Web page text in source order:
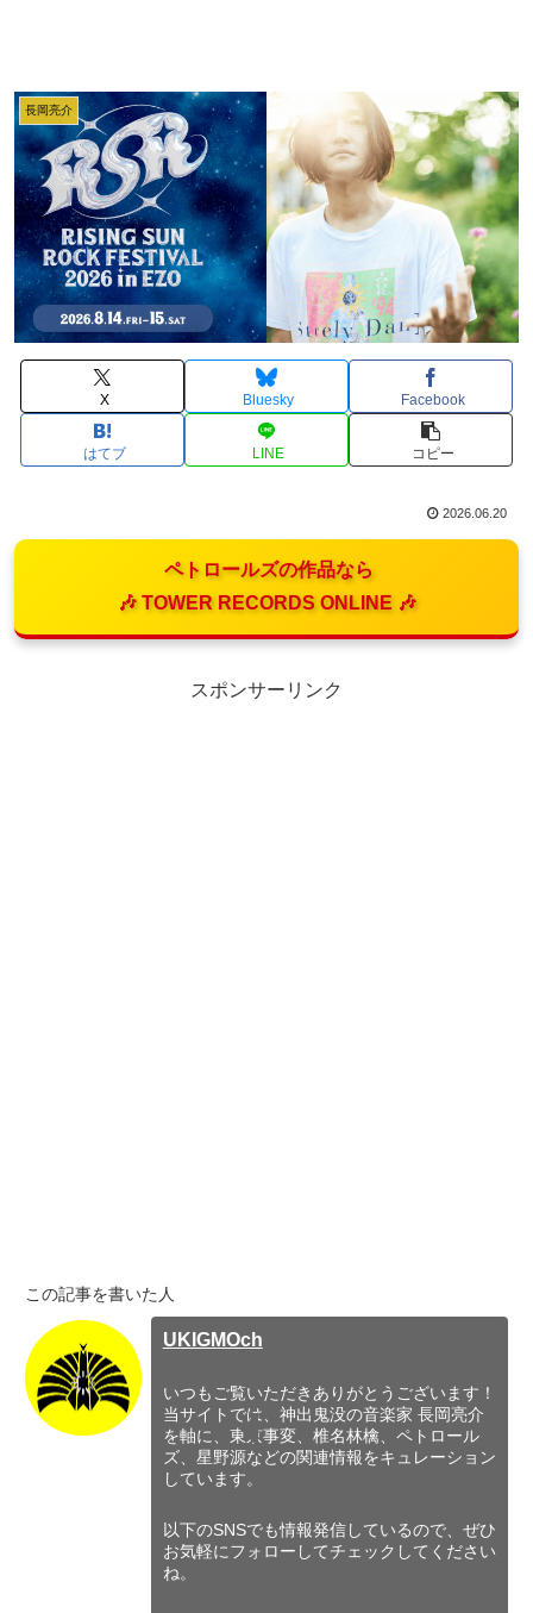
長岡亮介
X Bluesky Facebook
はてブ LINE コピー
2026.06.20
ペトロールズの作品なら
🎶 TOWER RECORDS ONLINE 🎶
スポンサーリンク
この記事を書いた人
UKIGMOch
いつもご覧いただきありがとうございます！
当サイトでは、神出鬼没の音楽家 長岡亮介
を軸に、東京事変、椎名林檎、ペトロール
ズ、星野源などの関連情報をキュレーション
しています。
以下のSNSでも情報発信しているので、ぜひ
お気軽にフォローしてチェックしてください
ね。